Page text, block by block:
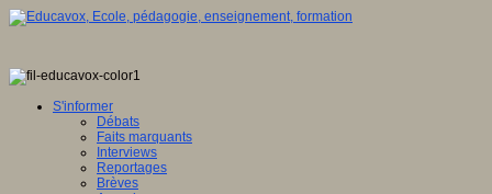
S'informer
Débats
Faits marquants
Interviews
Reportages
Brèves